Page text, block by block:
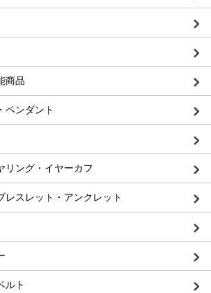
商品
ペンダント
リング・イヤーカフ
レスレット・アンクレット
ルト